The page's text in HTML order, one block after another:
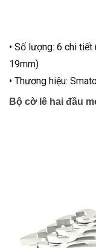
• Số lượng: 6 chi
19mm)
• Thương hiệu:
Bộ cờ lê hai đầu